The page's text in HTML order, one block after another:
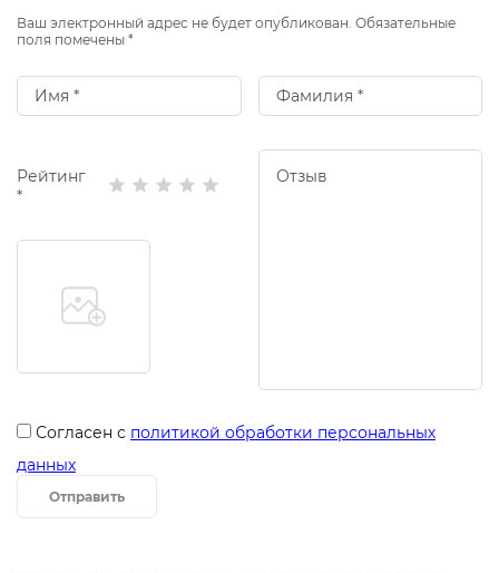
Ваш электронный адрес не будет опубликован. Обязательные
поля помечены *
Рейтинг
*
Согласен с политикой обработки персональных
данных
Отправить